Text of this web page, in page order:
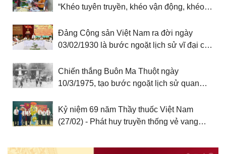
“Khéo tuyên truyền, khéo vận động, khéo tổ
Đảng Cộng sản Việt Nam ra đời ngày
03/02/1930 là bước ngoặt lịch sử vĩ đại của
Chiến thắng Buôn Ma Thuột ngày
10/3/1975, tạo bước ngoặt lịch sử quan
thống nhất đất nước
Kỷ niệm 69 năm Thầy thuốc Việt Nam
(27/02) - Phát huy truyền thống vẻ vang
Chủ tịch Hồ Chí Minh